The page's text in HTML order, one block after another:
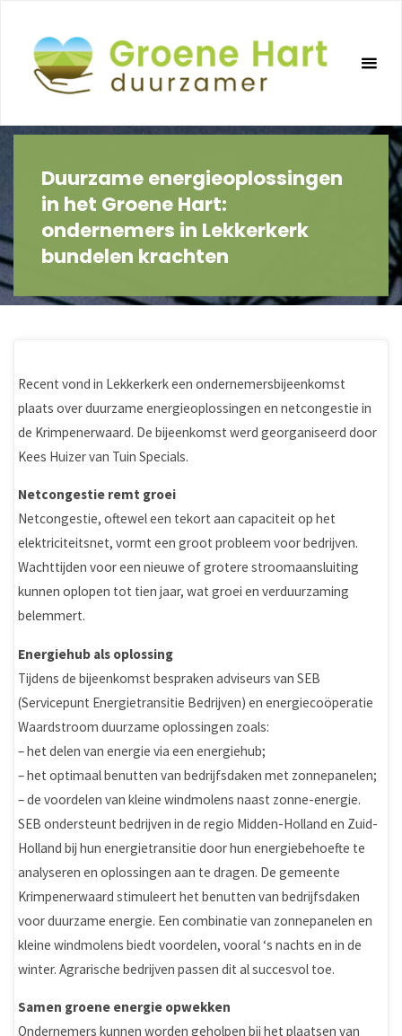
inhoud
Duurzame energieoplossingen
in het Groene Hart:
ondernemers in Lekkerkerk
bundelen krachten
Recent vond in Lekkerkerk een ondernemersbijeenkomst
plaats over duurzame energieoplossingen en netcongestie in
de Krimpenerwaard. De bijeenkomst werd georganiseerd door
Kees Huizer van Tuin Specials.
Netcongestie remt groei
Netcongestie, oftewel een tekort aan capaciteit op het
elektriciteitsnet, vormt een groot probleem voor bedrijven.
Wachttijden voor een nieuwe of grotere stroomaansluiting
kunnen oplopen tot tien jaar, wat groei en verduurzaming
belemmert.
Energiehub als oplossing
Tijdens de bijeenkomst bespraken adviseurs van SEB
(Servicepunt Energietransitie Bedrijven) en energiecoöperatie
Waardstroom duurzame oplossingen zoals:
– het delen van energie via een energiehub;
– het optimaal benutten van bedrijfsdaken met zonnepanelen;
– de voordelen van kleine windmolens naast zonne-energie.
SEB ondersteunt bedrijven in de regio Midden-Holland en Zuid-
Holland bij hun energietransitie door hun energiebehoefte te
analyseren en oplossingen aan te dragen. De gemeente
Krimpenerwaard stimuleert het benutten van bedrijfsdaken
voor duurzame energie. Een combinatie van zonnepanelen en
kleine windmolens biedt voordelen, vooral ‘s nachts en in de
winter. Agrarische bedrijven passen dit al succesvol toe.
Samen groene energie opwekken
Ondernemers kunnen worden geholpen bij het plaatsen van